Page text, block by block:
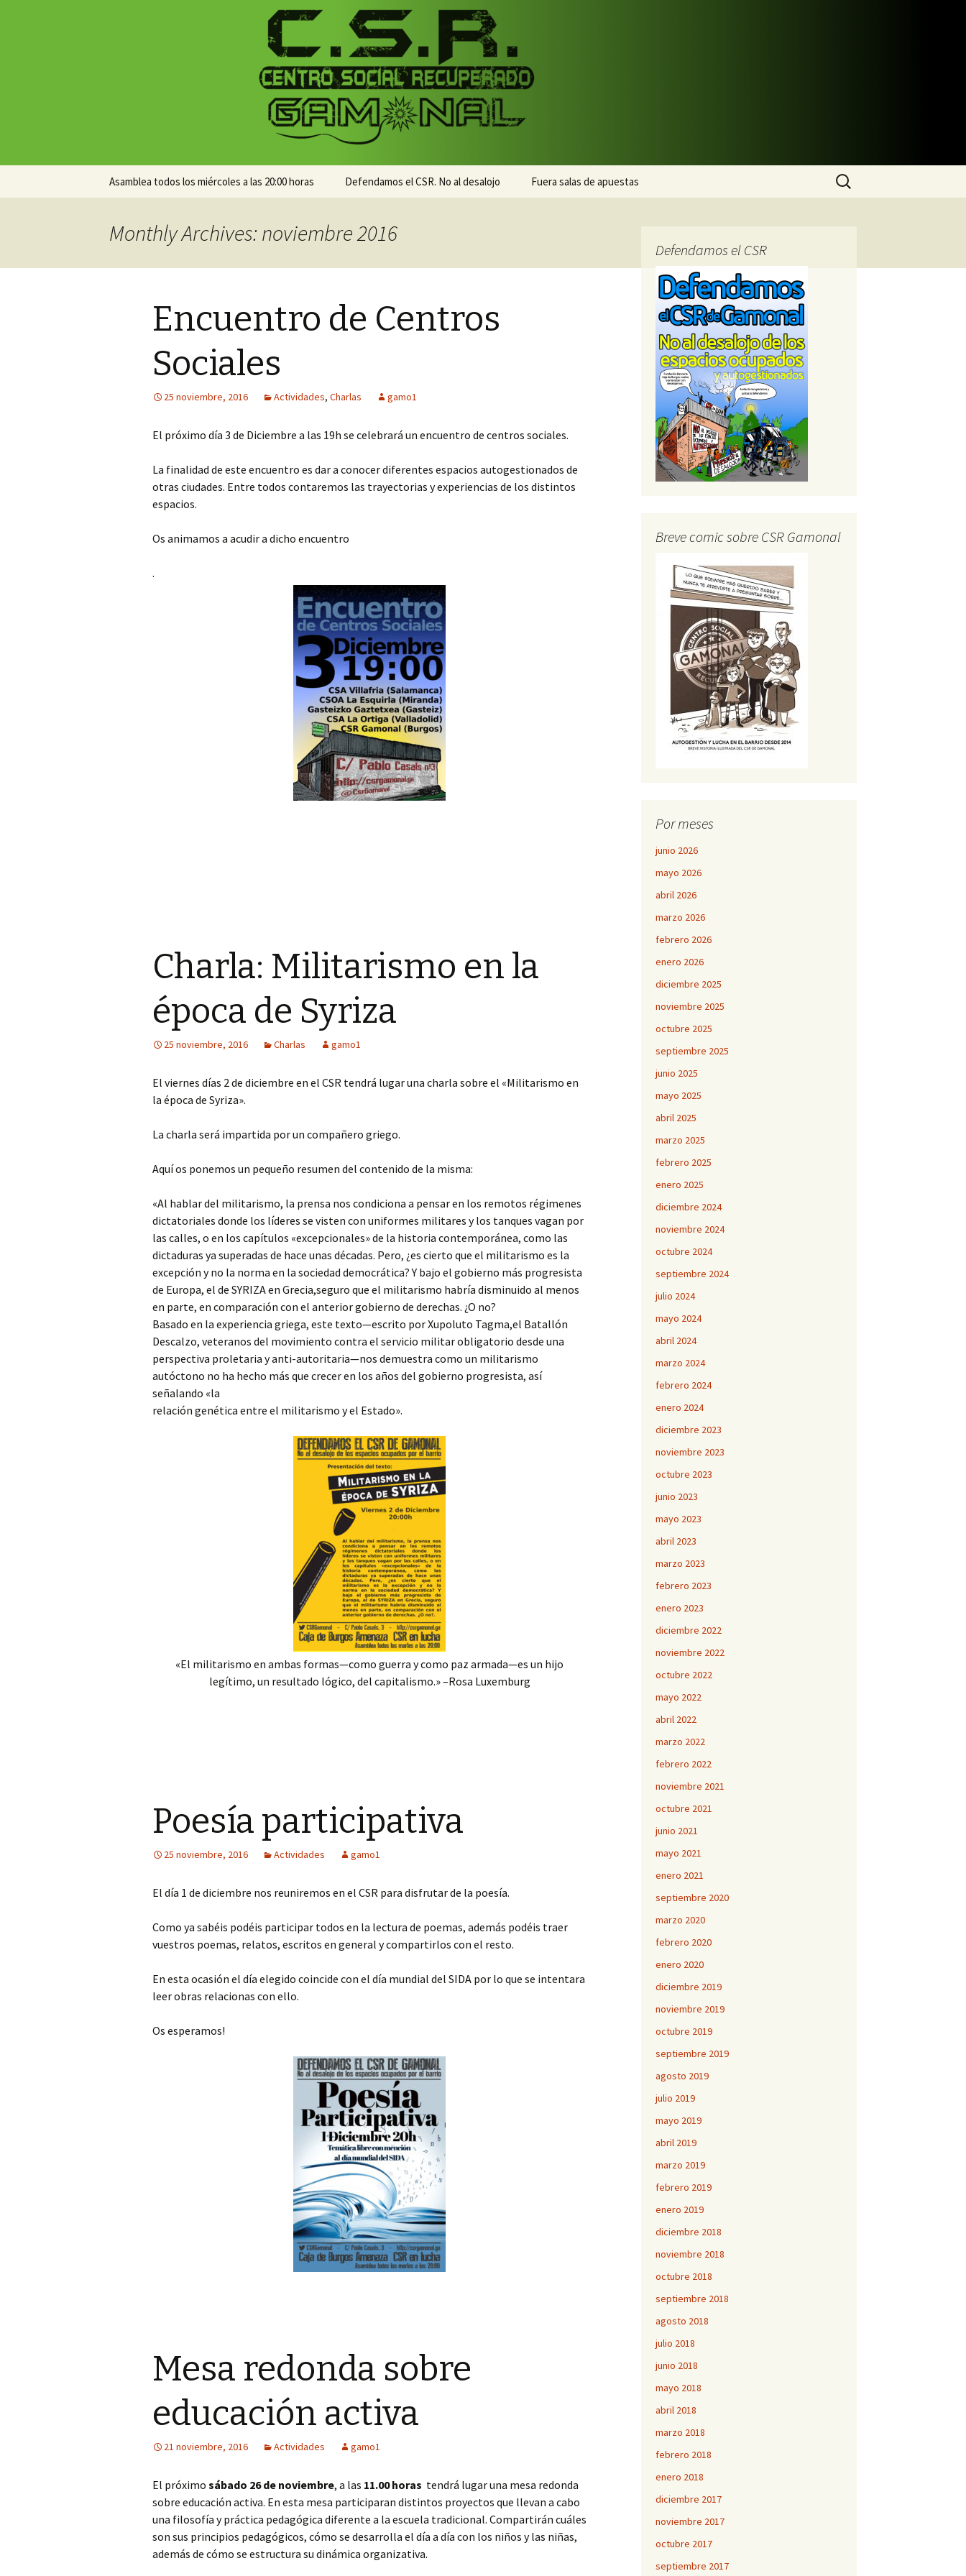
CSR Gamonal
Centro Social Recuperado Gamonal
Asamblea todos los miércoles a las 20:00 horas Defendamos el CSR. No al desalojo Fuera salas de apuestas
Buscar:
Monthly Archives: noviembre 2016
Encuentro de Centros
Sociales
25 noviembre, 2016 Actividades, Charlas gamo1
El próximo día 3 de Diciembre a las 19h se celebrará un encuentro de centros sociales.
La finalidad de este encuentro es dar a conocer diferentes espacios autogestionados de
otras ciudades. Entre todos contaremos las trayectorias y experiencias de los distintos
espacios.
Os animamos a acudir a dicho encuentro
.
Charla: Militarismo en la
época de Syriza
25 noviembre, 2016 Charlas gamo1
El viernes días 2 de diciembre en el CSR tendrá lugar una charla sobre el «Militarismo en
la época de Syriza».
La charla será impartida por un compañero griego.
Aquí os ponemos un pequeño resumen del contenido de la misma:
«Al hablar del militarismo, la prensa nos condiciona a pensar en los remotos régimenes
dictatoriales donde los líderes se visten con uniformes militares y los tanques vagan por
las calles, o en los capítulos «excepcionales» de la historia contemporánea, como las
dictaduras ya superadas de hace unas décadas. Pero, ¿es cierto que el militarismo es la
excepción y no la norma en la sociedad democrática? Y bajo el gobierno más progresista
de Europa, el de SYRIZA en Grecia,seguro que el militarismo habría disminuido al menos
en parte, en comparación con el anterior gobierno de derechas. ¿O no?
Basado en la experiencia griega, este texto—escrito por Xupoluto Tagma,el Batallón
Descalzo, veteranos del movimiento contra el servicio militar obligatorio desde una
perspectiva proletaria y anti-autoritaria—nos demuestra como un militarismo
autóctono no ha hecho más que crecer en los años del gobierno progresista, así
señalando «la
relación genética entre el militarismo y el Estado».
«El militarismo en ambas formas—como guerra y como paz armada—es un hijo
legítimo, un resultado lógico, del capitalismo.» –Rosa Luxemburg
Poesía participativa
25 noviembre, 2016 Actividades gamo1
El día 1 de diciembre nos reuniremos en el CSR para disfrutar de la poesía.
Como ya sabéis podéis participar todos en la lectura de poemas, además podéis traer
vuestros poemas, relatos, escritos en general y compartirlos con el resto.
En esta ocasión el día elegido coincide con el día mundial del SIDA por lo que se intentara
leer obras relacionas con ello.
Os esperamos!
Mesa redonda sobre
educación activa
21 noviembre, 2016 Actividades gamo1
El próximo sábado 26 de noviembre, a las 11.00 horas tendrá lugar una mesa redonda
sobre educación activa. En esta mesa participaran distintos proyectos que llevan a cabo
una filosofía y práctica pedagógica diferente a la escuela tradicional. Compartirán cuáles
son sus principios pedagógicos, cómo se desarrolla el día a día con los niños y las niñas,
además de cómo se estructura su dinámica organizativa.
Defendamos el CSR
Breve comic sobre CSR Gamonal
Por meses
junio 2026
mayo 2026
abril 2026
marzo 2026
febrero 2026
enero 2026
diciembre 2025
noviembre 2025
octubre 2025
septiembre 2025
junio 2025
mayo 2025
abril 2025
marzo 2025
febrero 2025
enero 2025
diciembre 2024
noviembre 2024
octubre 2024
septiembre 2024
julio 2024
mayo 2024
abril 2024
marzo 2024
febrero 2024
enero 2024
diciembre 2023
noviembre 2023
octubre 2023
junio 2023
mayo 2023
abril 2023
marzo 2023
febrero 2023
enero 2023
diciembre 2022
noviembre 2022
octubre 2022
mayo 2022
abril 2022
marzo 2022
febrero 2022
noviembre 2021
octubre 2021
junio 2021
mayo 2021
enero 2021
septiembre 2020
marzo 2020
febrero 2020
enero 2020
diciembre 2019
noviembre 2019
octubre 2019
septiembre 2019
agosto 2019
julio 2019
mayo 2019
abril 2019
marzo 2019
febrero 2019
enero 2019
diciembre 2018
noviembre 2018
octubre 2018
septiembre 2018
agosto 2018
julio 2018
junio 2018
mayo 2018
abril 2018
marzo 2018
febrero 2018
enero 2018
diciembre 2017
noviembre 2017
octubre 2017
septiembre 2017